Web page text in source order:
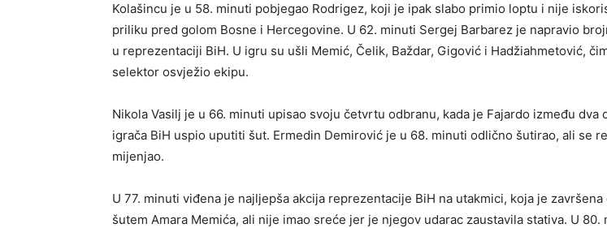
Kolašincu je u 58. minuti pobjegao Rodrigez, koji je ipak slabo primio loptu i nije
priliku pred golom Bosne i Hercegovine. U 62. minuti Sergej Barbarez je napravio
u reprezentaciji BiH. U igru su ušli Memić, Čelik, Baždar, Gigović i Hadžiahmetović,
selektor osvježio ekipu.
Nikola Vasilj je u 66. minuti upisao svoju četvrtu odbranu, kada je Fajardo između dva
igrača BiH uspio uputiti šut. Ermedin Demirović je u 68. minuti odlično šutirao, ali se
mijenjao.
U 77. minuti viđena je najljepša akcija reprezentacije BiH na utakmici, koja je
šutem Amara Memića, ali nije imao sreće jer je njegov udarac zaustavila stativa. U 80.